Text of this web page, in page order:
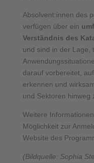
Absolvent:innen des
verfügen über ein
Verständnis des
und sind in der Lage,
darauf vorbereitet,
erkennen und
und Sektoren hinweg
Weitere
Möglichkeit zur
Website des
(Bildquelle: Sophia